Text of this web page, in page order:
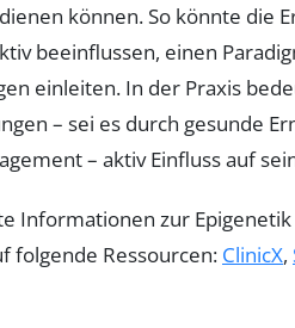
können. So könnte die
beeinflussen, einen
einleiten. In der Praxis
– sei es durch gesunde
– aktiv Einfluss auf
Informationen zur
folgende Ressourcen: ClinicX,